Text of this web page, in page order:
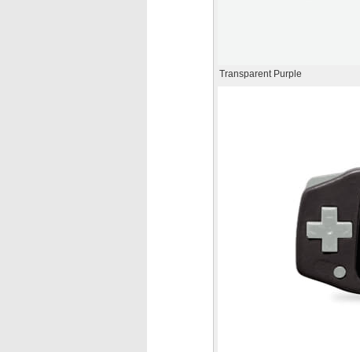
Transparent Purple